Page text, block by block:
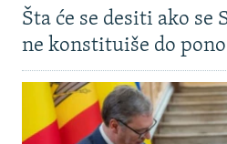
Šta će se desiti ako se
ne konstituiše do